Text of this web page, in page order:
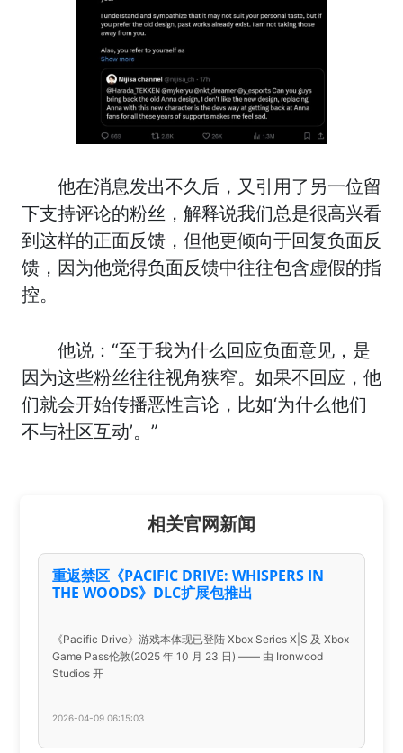
他在消息发出不久后，又引用了另一位留
下支持评论的粉丝，解释说我们总是很高兴看
到这样的正面反馈，但他更倾向于回复负面反
馈，因为他觉得负面反馈中往往包含虚假的指
控。
他说：“至于我为什么回应负面意见，是
因为这些粉丝往往视角狭窄。如果不回应，他
们就会开始传播恶性言论，比如‘为什么他们
不与社区互动’。”
相关官网新闻
重返禁区《PACIFIC DRIVE: WHISPERS IN
THE WOODS》DLC扩展包推出
《Pacific Drive》游戏本体现已登陆 Xbox Series X|S 及 Xbox
Game Pass伦敦(2025 年 10 月 23 日) —— 由 Ironwood
Studios 开
2026-04-09 06:15:03